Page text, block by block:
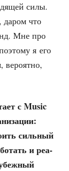
силы.
что
Мне про
я его
веро­ят­но,
с Music
силь­ный
и реа­